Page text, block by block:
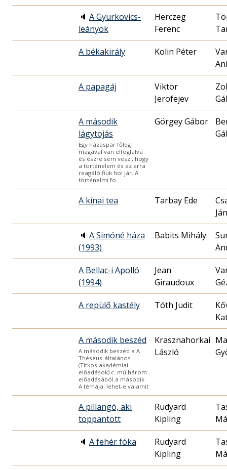
🔈 A Gyurkovics-
leányok
Herczeg
Ferenc
A békakirály Kolin Péter
A papagáj
Viktor
Jerofejev
A második
lágytojás
Egy házaspár főleg
magával van elfoglalva
és észre sem veszi, hogy
a történelem és az arra
reagáló fiuk hol jár. A
történelmi fo
Görgey Gábor
A kínai tea Tarbay Ede
🔈 A Simóné háza
(1993)
Babits Mihály
A Bellac-i Apolló
(1994)
Jean
Giraudoux
A repülő kastély Tóth Judit
A második beszéd
A második beszéd a A
Théseus-általános
(Titkos akadémiai
előadások) c. mű három
előadásából a második.
A témája: lehet-e valamit
Krasznahorkai
László
A pillangó, aki
toppantott
Rudyard
Kipling
🔈 A fehér fóka
Rudyard
Kipling